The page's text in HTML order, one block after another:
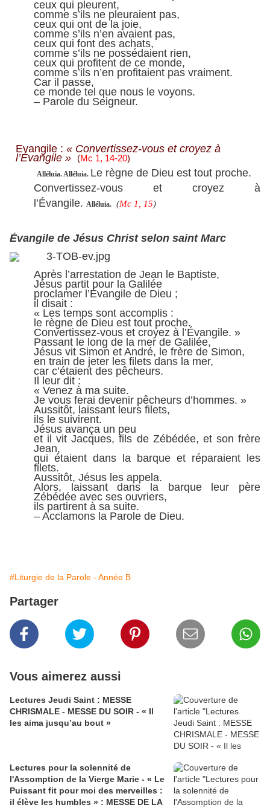
ceux qui pleurent,
comme s’ils ne pleuraient pas,
ceux qui ont de la joie,
comme s’ils n’en avaient pas,
ceux qui font des achats,
comme s’ils ne possédaient rien,
ceux qui profitent de ce monde,
comme s’ils n’en profitaient pas vraiment.
Car il passe,
ce monde tel que nous le voyons.
– Parole du Seigneur.
Evangile : « Convertissez-vous et croyez à
l’Évangile » (Mc 1, 14-20)
Alléluia. Alléluia. Le règne de Dieu est tout proche.
Convertissez-vous et croyez à
l’Évangile. Alléluia. (Mc 1, 15)
Évangile de Jésus Christ selon saint Marc
Après l’arrestation de Jean le Baptiste,
Jésus partit pour la Galilée
proclamer l’Évangile de Dieu ;
il disait :
« Les temps sont accomplis :
le règne de Dieu est tout proche.
Convertissez-vous et croyez à l’Évangile. »
Passant le long de la mer de Galilée,
Jésus vit Simon et André, le frère de Simon,
en train de jeter les filets dans la mer,
car c’étaient des pêcheurs.
Il leur dit :
« Venez à ma suite.
Je vous ferai devenir pêcheurs d’hommes. »
Aussitôt, laissant leurs filets,
ils le suivirent.
Jésus avança un peu
et il vit Jacques, fils de Zébédée, et son frère
Jean,
qui étaient dans la barque et réparaient les
filets.
Aussitôt, Jésus les appela.
Alors, laissant dans la barque leur père
Zébédée avec ses ouvriers,
ils partirent à sa suite.
– Acclamons la Parole de Dieu.
#Liturgie de la Parole - Année B
Partager
Vous aimerez aussi
Lectures Jeudi Saint : MESSE
CHRISMALE - MESSE DU SOIR - « Il
les aima jusqu’au bout »
Lectures pour la solennité de
l'Assomption de la Vierge Marie - « Le
Puissant fit pour moi des merveilles :
il élève les humbles » : MESSE DE LA